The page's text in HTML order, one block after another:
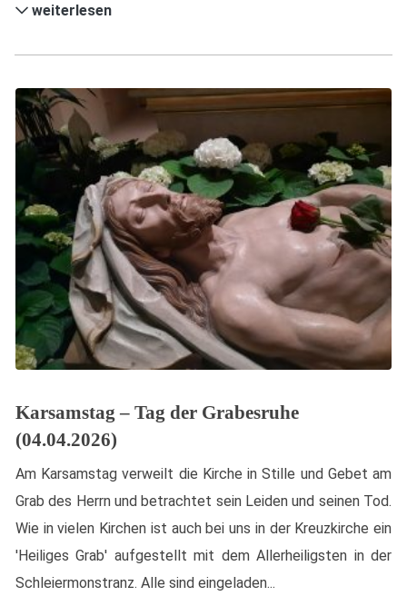
weiterlesen
Karsamstag – Tag der Grabesruhe
(04.04.2026)
Am Karsamstag verweilt die Kirche in Stille und Gebet am
Grab des Herrn und betrachtet sein Leiden und seinen Tod.
Wie in vielen Kirchen ist auch bei uns in der Kreuzkirche ein
'Heiliges Grab' aufgestellt mit dem Allerheiligsten in der
Schleiermonstranz. Alle sind eingeladen...